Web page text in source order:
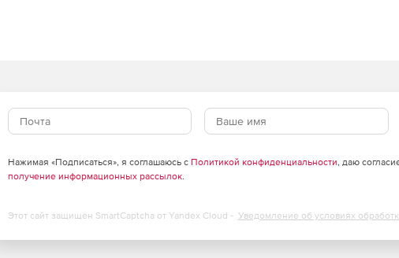
«анализ» программа исследует содержимое сервера
памяти и потенциальную экономию,
полный обзор содержимого сервера, включая
Нажимая «Подписаться», я соглашаюсь с Политикой конфиденциальности, даю
получение информационных рассылок.
Этот сайт защищен SmartCaptcha от Yandex Cloud - Уведомление об условиях